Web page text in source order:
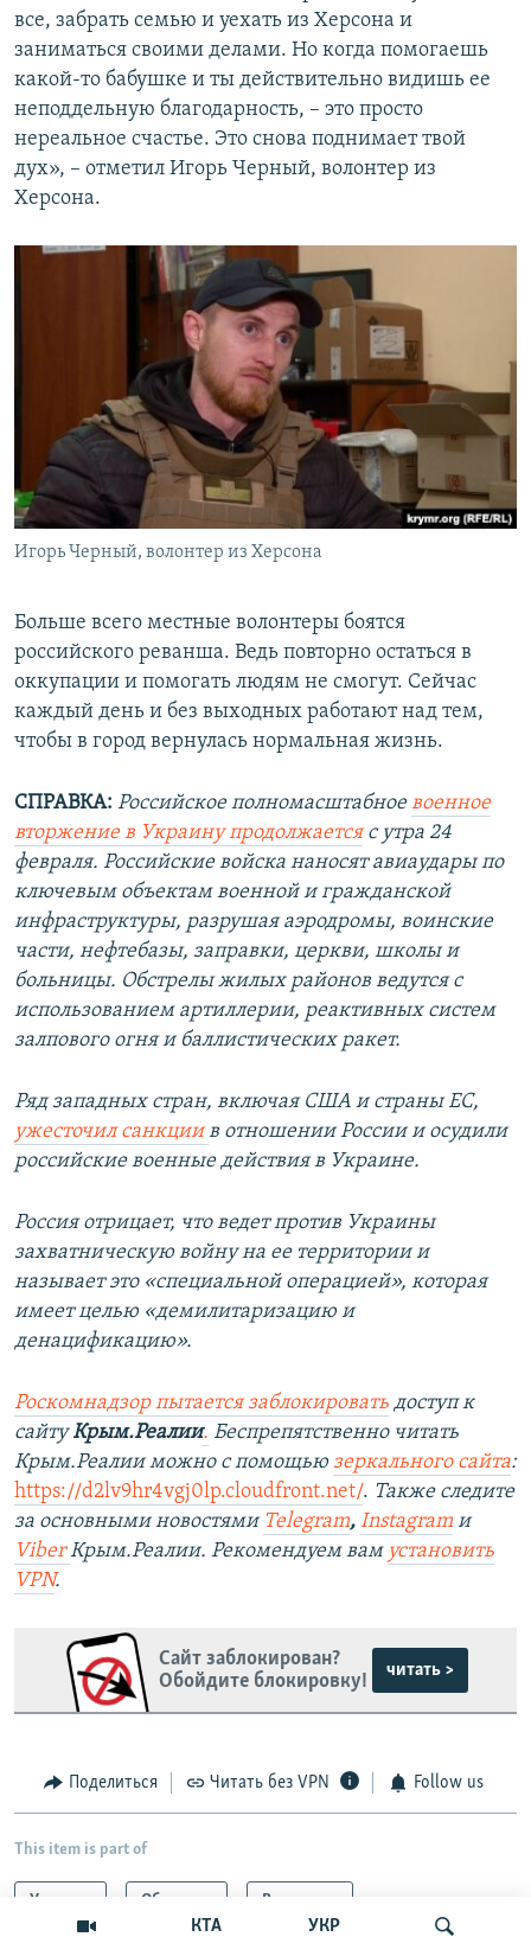
КТА УКР
все, забрать семью и уехать из Херсона и
заниматься своими делами. Но когда помогаешь
какой-то бабушке и ты действительно видишь ее
неподдельную благодарность, – это просто
нереальное счастье. Это снова поднимает твой
дух», – отметил Игорь Черный, волонтер из
Херсона.
Игорь Черный, волонтер из Херсона
Больше всего местные волонтеры боятся
российского реванша. Ведь повторно остаться в
оккупации и помогать людям не смогут. Сейчас
каждый день и без выходных работают над тем,
чтобы в город вернулась нормальная жизнь.
СПРАВКА: Российское полномасштабноевоенное
вторжение в Украину продолжаетсяс утра 24
февраля. Российские войска наносят авиаудары по
ключевым объектам военной и гражданской
инфраструктуры, разрушая аэродромы, воинские
части, нефтебазы, заправки, церкви, школы и
больницы. Обстрелы жилых районов ведутся с
использованием артиллерии, реактивных систем
залпового огня и баллистических ракет.
Ряд западных стран, включая США и страны ЕС,
ужесточил санкциив отношении России и осудили
российские военные действия в Украине.
Россия отрицает, что ведет против Украины
захватническую войну на ее территории и
называет это «специальной операцией», которая
имеет целью «демилитаризацию и
денацификацию».
Роскомнадзор пытается заблокировать доступ к
сайтуКрым.Реалии. Беспрепятственно читать
Крым.Реалии можно с помощью зеркального сайта:
https://d2lv9hr4vgj0lp.cloudfront.net/. Также следите
за основными новостями Telegram, Instagram и
ViberКрым.Реалии. Рекомендуем вам установить
VPN.
Сайт заблокирован?
Обойдите блокировку!
читать >
Поделиться Читать без VPN Follow us
This item is part of
Украина Общество Все статьи